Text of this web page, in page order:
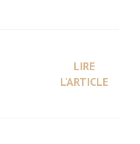
LIRE
L'ARTICLE